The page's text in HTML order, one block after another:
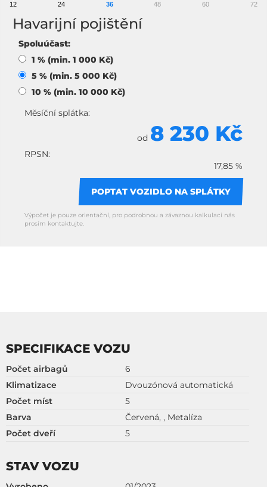
12 24 36 48 60 72
Havarijní pojištění
Spoluúčast:
1 % (min. 1 000 Kč)
5 % (min. 5 000 Kč)
10 % (min. 10 000 Kč)
Měsíční splátka:
od 8 230 Kč
RPSN:
17,85 %
POPTAT VOZIDLO NA SPLÁTKY
Výpočet je pouze orientační, pro podrobnou a závaznou kalkulaci nás
prosím kontaktujte.
SPECIFIKACE VOZU
Počet airbagů
6
Klimatizace
Dvouzónová automatická
Počet míst
5
Barva
Červená, , Metalíza
Počet dveří
5
STAV VOZU